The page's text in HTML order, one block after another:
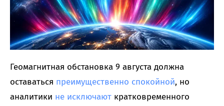
Геомагнитная обстановка 9 августа должна
оставаться преимущественно спокойной, но
аналитики не исключают кратковременного